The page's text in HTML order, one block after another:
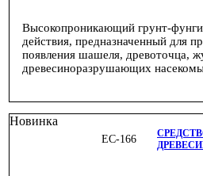
Высокопроникающий грунт-
действия, предназначенный для
появления шашеля, древоточца,
древесиноразрушающих
Новинка
ЕС-166